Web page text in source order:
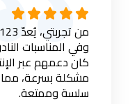
وفي المناسبات
كان دعمهم عبر
مشكلة بسرعة،
سلسة وممتعة.